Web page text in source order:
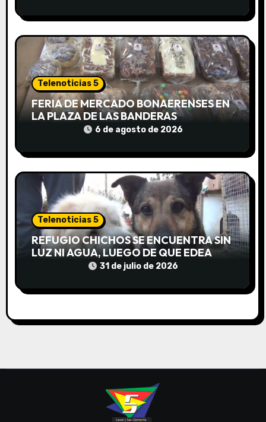
n
r
a
a
s
Telenoticias 5
FERIA DE MERCADO BONAERENSES EN
LA PLAZA DE LAS BANDERAS
6 de agosto de 2026
Telenoticias 5
REFUGIO CHICHOS SE ENCUENTRA SIN
LUZ NI AGUA, LUEGO DE QUE EDEA
CORTARA EL SUMINISTRO SIN AVISO
31 de julio de 2026